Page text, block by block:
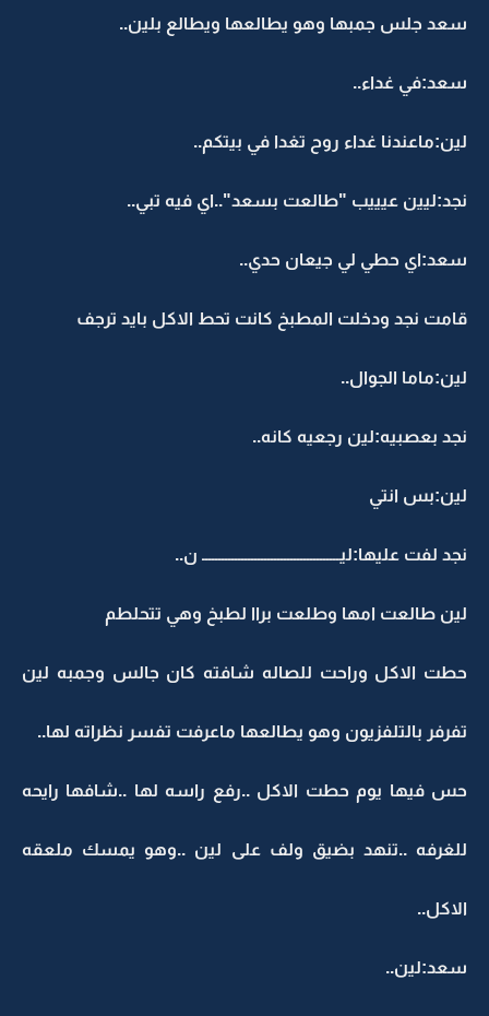
سعد جلس جمبها وهو يطالعها ويطالع بلين..
سعد:في غداء..
لين:ماعندنا غداء روح تغدا في بيتكم..
نجد:ليين عيييب "طالعت بسعد"..اي فيه تبي..
سعد:اي حطي لي جيعان حدي..
قامت نجد ودخلت المطبخ كانت تحط الاكل بايد ترجف
لين:ماما الجوال..
نجد بعصبيه:لين رجعيه كانه..
لين:بس انتي
نجد لفت عليها:ليــــــــــــــــــــــــــــــــــــــــــ ن..
لين طالعت امها وطلعت براا لطبخ وهي تتحلطم
حطت الاكل وراحت للصاله شافته كان جالس وجمبه لين
تفرفر بالتلفزيون وهو يطالعها ماعرفت تفسر نظراته لها..
حس فيها يوم حطت الاكل ..رفع راسه لها ..شافها رايحه
للغرفه ..تنهد بضيق ولف على لين ..وهو يمسك ملعقه
الاكل..
سعد:لين..